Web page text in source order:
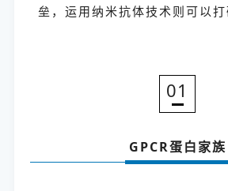
垒，运用纳米抗体技术则可以打
01
GPCR蛋白家族